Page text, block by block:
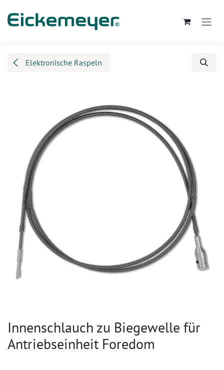
Elektronische Raspeln
Innenschlauch zu Biegewelle für
Antriebseinheit Foredom